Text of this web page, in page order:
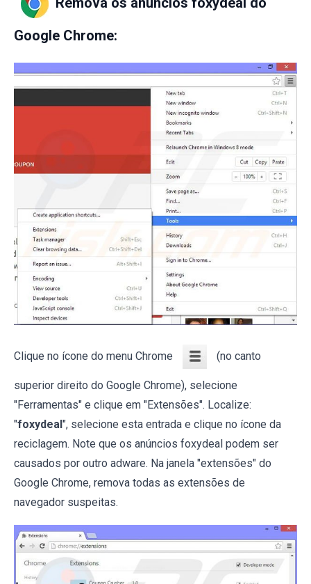
Google Chrome:
Clique no ícone do menu Chrome (no canto
superior direito do Google Chrome), selecione
"Ferramentas" e clique em "Extensões". Localize:
"foxydeal ", selecione esta entrada e clique no ícone da
reciclagem. Note que os anúncios foxydeal podem ser
causados por outro adware. Na janela "extensões" do
Google Chrome, remova todas as extensões de
navegador suspeitas.